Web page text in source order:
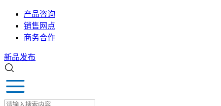
产品咨询
销售网点
商务合作
新品发布